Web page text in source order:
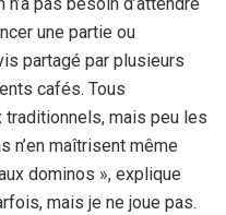
une partie ou
partagé par plusieurs
cafés. Tous
traditionnels, mais peu les
n’en maîtrisent même
dominos », explique
mais je ne joue pas.